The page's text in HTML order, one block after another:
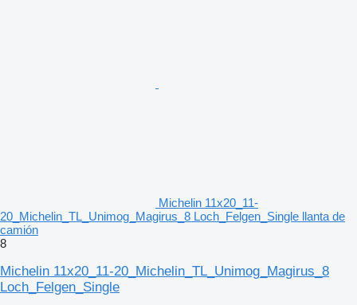
Michelin 11x20_11-
20_Michelin_TL_Unimog_Magirus_8 Loch_Felgen_Single llanta de
camión
8
Michelin 11x20_11-20_Michelin_TL_Unimog_Magirus_8
Loch_Felgen_Single